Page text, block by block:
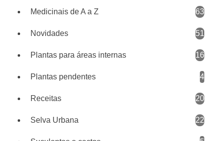
Medicinais de A a Z 63
Novidades 51
Plantas para áreas internas 16
Plantas pendentes 4
Receitas 20
Selva Urbana 22